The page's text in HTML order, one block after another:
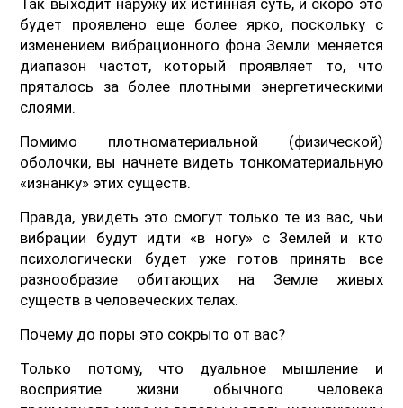
будет проявлено еще более ярко, поскольку с
изменением вибрационного фона Земли меняется
диапазон частот, который проявляет то, что
пряталось за более плотными энергетическими
слоями.
Помимо плотноматериальной (физической)
оболочки, вы начнете видеть тонкоматериальную
«изнанку» этих существ.
Правда, увидеть это смогут только те из вас, чьи
вибрации будут идти «в ногу» с Землей и кто
психологически будет уже готов принять все
разнообразие обитающих на Земле живых
существ в человеческих телах.
Почему до поры это сокрыто от вас?
Только потому, что дуальное мышление и
восприятие жизни обычного человека